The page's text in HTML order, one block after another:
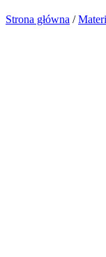
Strona główna /